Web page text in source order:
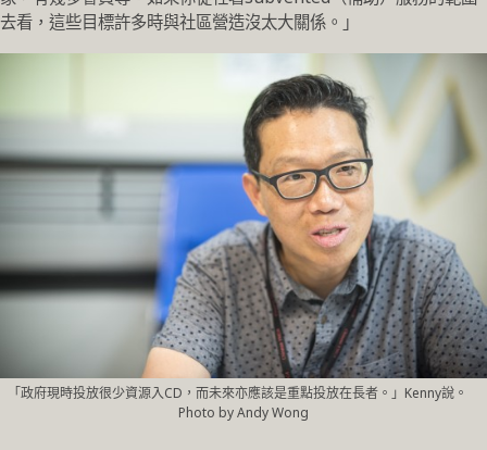
去看，這些目標許多時與社區營造沒太大關係。」
「政府現時投放很少資源入CD，而未來亦應該是重點投放在長者。」Kenny說。
Photo by Andy Wong